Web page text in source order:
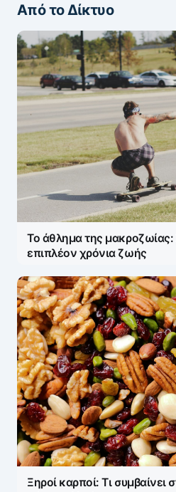
Από το Δίκτυο
Το άθλημα της μακροζωίας:
επιπλέον χρόνια ζωής
Ξηροί καρποί: Τι